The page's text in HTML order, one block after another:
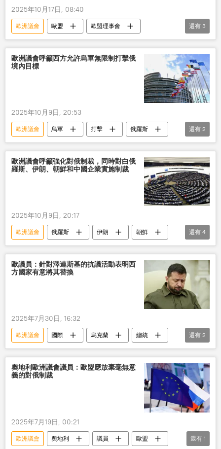
2025年10月17日, 08:40
歐洲議會 歐盟
歐盟理事會
國防工業
投資 計劃
還有 3
歐洲議會呼籲西方允許烏軍無限制打擊俄
境內目標
2025年10月9日, 20:53
歐洲議會 烏軍 打擊
俄羅斯
目標
呼籲
還有 2
歐洲議會呼籲強化對俄制裁，同時對白俄
羅斯、伊朗、朝鮮和中國企業實施制裁
2025年10月9日, 20:17
歐洲議會 俄羅斯 伊朗
朝鮮
中國
企業 制裁 決議
還有 4
歐議員：針對澤連斯基的抗議活動表明西
方國家有意將其替換
2025年7月30日, 16:32
歐洲議會 國際 烏克蘭
總統
替換
西方國家
還有 2
奧地利歐洲議會議員：歐盟應放棄毫無意
義的對俄制裁
2025年7月19日, 00:21
歐洲議會 奧地利 議員
歐盟
還有 1